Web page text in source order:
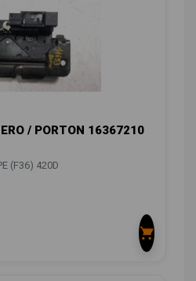
/ PORTON 16367210
(F36) 420D